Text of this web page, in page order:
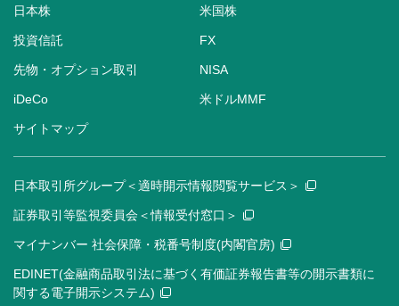
日本株 米国株
投資信託 FX
先物・オプション取引 NISA
iDeCo 米ドルMMF
サイトマップ
日本取引所グループ＜適時開示情報閲覧サービス＞
証券取引等監視委員会＜情報受付窓口＞
マイナンバー 社会保障・税番号制度(内閣官房)
EDINET(金融商品取引法に基づく有価証券報告書等の開示書類に
関する電子開示システム)